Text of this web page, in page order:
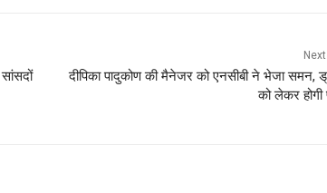
दीपिका पादुकोण की मैनेजर को एनसीबी ने भेजा समन,
को लेकर